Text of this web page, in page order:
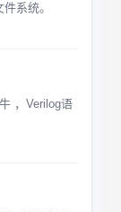
系统。
，Verilog语